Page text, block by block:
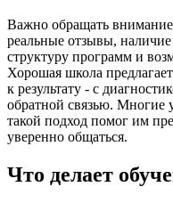
Важно обращать внимание
реальные отзывы,
структуру программ и
Хорошая школа
к результату - с
обратной связью. Многие
такой подход помог им
уверенно общаться.
Что делает